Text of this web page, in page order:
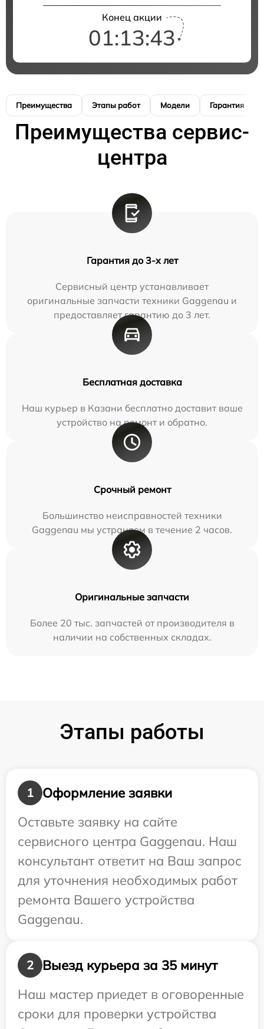
Конец акции
01:13:43
Преимущества Этапы работ Модели Гарантия
Преимущества сервис-
центра
Гарантия до 3-х лет
Сервисный центр устанавливает
оригинальные запчасти техники Gaggenau и
предоставляет гарантию до 3 лет.
Бесплатная доставка
Наш курьер в Казани бесплатно доставит ваше
устройство на ремонт и обратно.
Срочный ремонт
Большинство неисправностей техники
Gaggenau мы устраняем в течение 2 часов.
Оригинальные запчасти
Более 20 тыс. запчастей от производителя в
наличии на собственных складах.
Этапы работы
1
Оформление заявки
Оставьте заявку на сайте
сервисного центра Gaggenau. Наш
консультант ответит на Ваш запрос
для уточнения необходимых работ
ремонта Вашего устройства
Gaggenau.
2
Выезд курьера за 35 минут
Наш мастер приедет в оговоренные
сроки для проверки устройства